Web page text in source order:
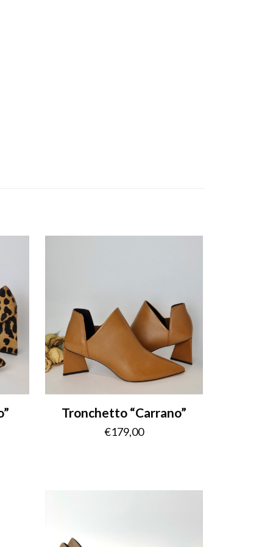
Tronchetto “Carrano”
€179,00